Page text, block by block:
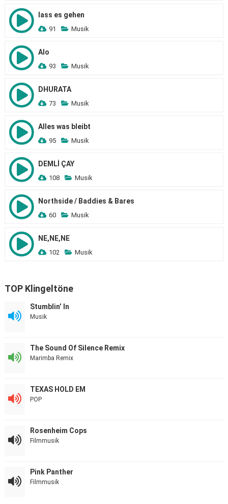
lass es gehen
91 Musik
Alo
93 Musik
DHURATA
73 Musik
Alles was bleibt
95 Musik
DEMLİ ÇAY
108 Musik
Northside / Baddies & Bares
60 Musik
NE,NE,NE
102 Musik
TOP Klingeltöne
Stumblin’ In
Musik
The Sound Of Silence Remix
Marimba Remix
TEXAS HOLD EM
POP
Rosenheim Cops
Filmmusik
Pink Panther
Filmmusik